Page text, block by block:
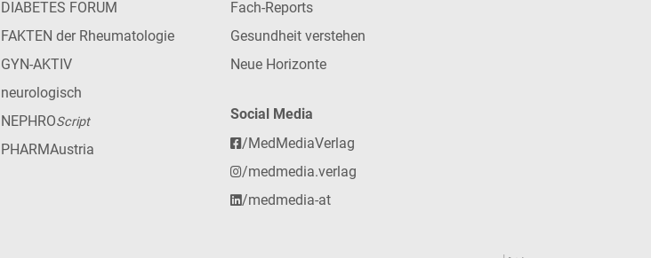
DIABETES FORUM
FAKTEN der Rheumatologie
GYN-AKTIV
neurologisch
NEPHROScript
PHARMAustria
Fach-Reports
Gesundheit verstehen
Neue Horizonte
Social Media
/MedMediaVerlag
/medmedia.verlag
/medmedia-at